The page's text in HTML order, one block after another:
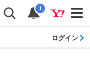
i
ログイン